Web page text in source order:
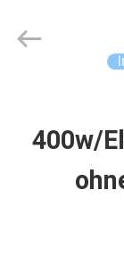
PRODUKTE
Wisdomlong
400w/